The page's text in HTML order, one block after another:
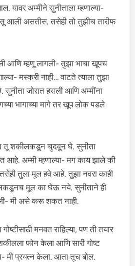
यावर अम्मीने सुनीताला म्हणाल्या-
तू आली असतीस. तसेही तो तुझीच तारीफ
आणि म्हणू लागली- तुझा भाचा खूपच
मस्करी नाही… वाटते त्याला तुझा
जोरात हसली आणि अम्मींना
भागाच्या मागे तर खूप लोक पडले
तू शकीलकडून चुदवून घे. सुनीता
आहे. अम्मी म्हणाल्या- मग काय झाले की
तुला मूल हवे आहे. तुझा नवरा काही
मूल का घेऊ नये. सुनीताने ही
मी असे करू शकत नाही.
मनवत राहिल्या, पण ती तयार
फोन केला आणि सारी गोष्ट
मी प्रयत्न केला. आता तूच बोल.